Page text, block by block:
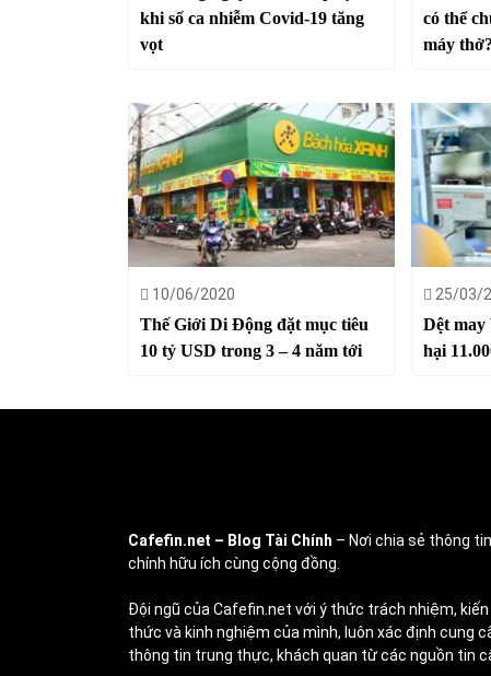
khi số ca nhiễm Covid-19 tăng
vọt
có thể
máy thở?
10/06/2020
Thế Giới Di Động đặt mục tiêu
10 tỷ USD trong 3 – 4 năm tới
25/03/
Dệt may
hại
Cafefin.net – Blog Tài Chính – Nơi chia sẻ thông
chính hữu ích cùng cộng đồng.
Đội ngũ của Cafefin.net với ý thức trách nhiệm, kiến
thức và kinh nghiệm của mình, luôn xác định cung
thông tin trung thực, khách quan từ các nguồn tin